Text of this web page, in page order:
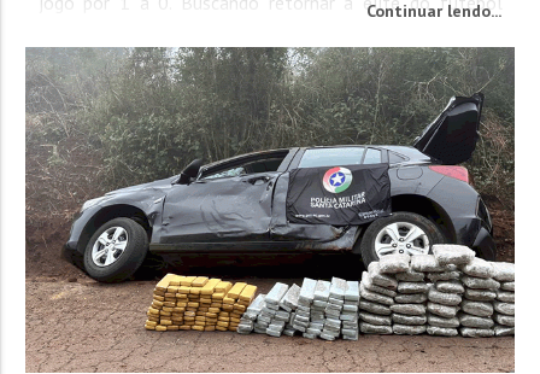
Luis Carlos Cruz, entrou em campo com uma proposta
bastante ofensiva, tentando furar a zaga do time do
Norte do Estado desde o começo do primeiro...
Continuar lendo...